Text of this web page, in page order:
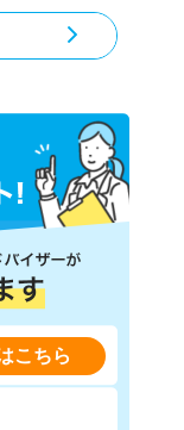
こちら